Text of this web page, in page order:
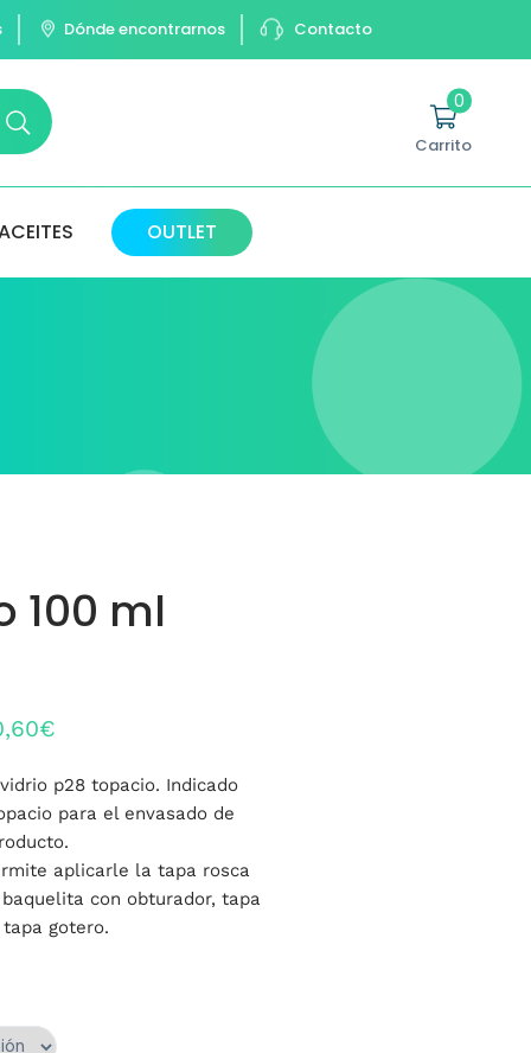
Dónde encontrarnos Contacto
OUTLET
0
Carrito
100 ml
€
precios:
desde
2,00€
hasta
p28 topacio. Indicado
para el envasado de
aplicarle la tapa rosca
con obturador, tapa
gotero.